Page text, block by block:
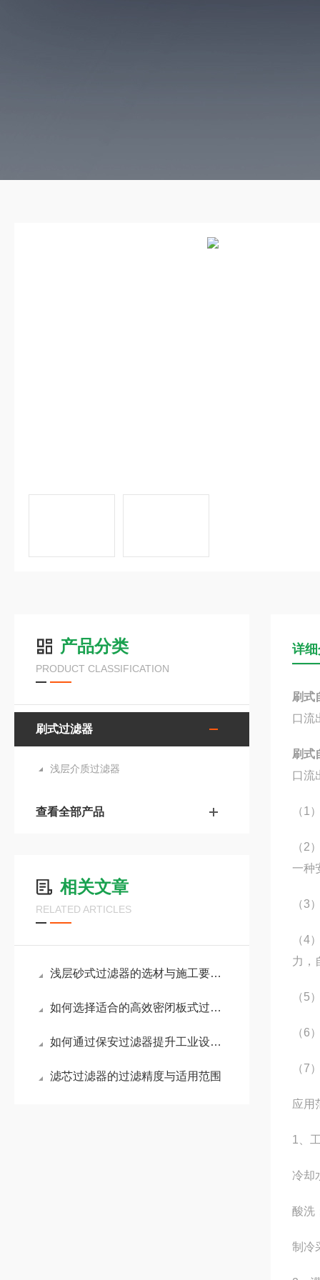
产品分类
PRODUCT CLASSIFICATION
刷式过滤器
浅层介质过滤器
查看全部产品
相关文章
RELATED ARTICLES
浅层砂式过滤器的选材与施工要点是什么？
如何选择适合的高效密闭板式过滤器
如何通过保安过滤器提升工业设备的使用寿命？
滤芯过滤器的过滤精度与适用范围
详
刷式
口流
刷式
口流
（1
（2
一种
（3
（4
力，
（5
（6
（7
应用
1、
冷却
酸洗
制冷